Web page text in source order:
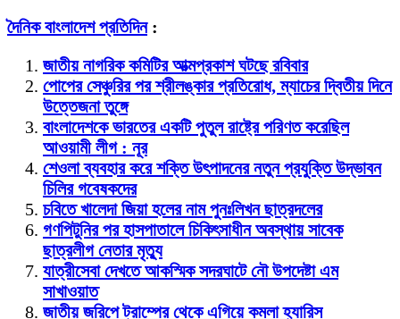
দৈনিক বাংলাদেশ প্রতিদিন:
জাতীয় নাগরিক কমিটির আত্মপ্রকাশ ঘটছে রবিবার
পোপের সেঞ্চুরির পর শ্রীলঙ্কার প্রতিরোধ, ম্যাচের দ্বিতীয় দিনে
উত্তেজনা তুঙ্গে
বাংলাদেশকে ভারতের একটি পুতুল রাষ্ট্রে পরিণত করেছিল
আওয়ামী লীগ : নূর
শেওলা ব্যবহার করে শক্তি উৎপাদনের নতুন প্রযুক্তি উদ্ভাবন
চিলির গবেষকদের
চবিতে খালেদা জিয়া হলের নাম পুনঃলিখন ছাত্রদলের
গণপিটুনির পর হাসপাতালে চিকিৎসাধীন অবস্থায় সাবেক
ছাত্রলীগ নেতার মৃত্যু
যাত্রীসেবা দেখতে আকস্মিক সদরঘাটে নৌ উপদেষ্টা এম
সাখাওয়াত
জাতীয় জরিপে ট্রাম্পের থেকে এগিয়ে কমলা হ্যারিস